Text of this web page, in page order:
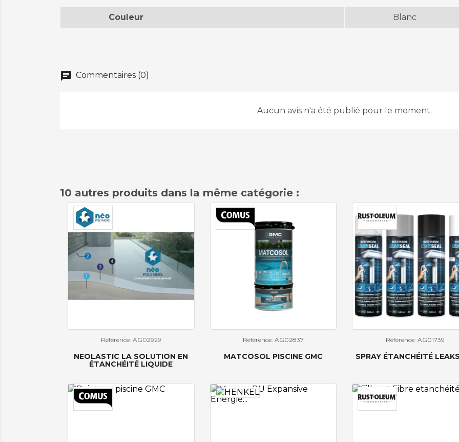
Couleur Blanc
chat Commentaires (0)
Aucun avis n'a été publié pour le moment.
10 autres produits dans la même catégorie :
Référence: AG02929
NEOLASTIC LA SOLUTION EN
ÉTANCHÉITÉ LIQUIDE
Référence: AG02837
MATCOSOL PISCINE GMC
Référence: AG01739
SPRAY ÉTANCHÉITÉ